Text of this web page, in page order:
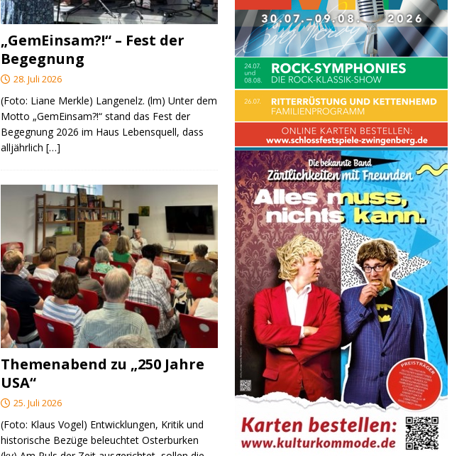
„GemEinsam?!“ – Fest der
Begegnung
28. Juli 2026
(Foto: Liane Merkle) Langenelz. (lm) Unter dem
Motto „GemEinsam?!“ stand das Fest der
Begegnung 2026 im Haus Lebensquell, dass
alljährlich[…]
Themenabend zu „250 Jahre
USA“
25. Juli 2026
(Foto: Klaus Vogel) Entwicklungen, Kritik und
historische Bezüge beleuchtet Osterburken